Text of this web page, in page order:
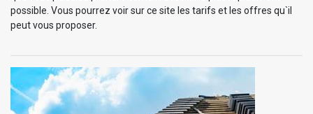
possible. Vous pourrez voir sur ce site les tarifs et les offres qu`il
peut vous proposer.